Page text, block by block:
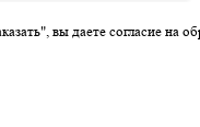
вы даете согласие на